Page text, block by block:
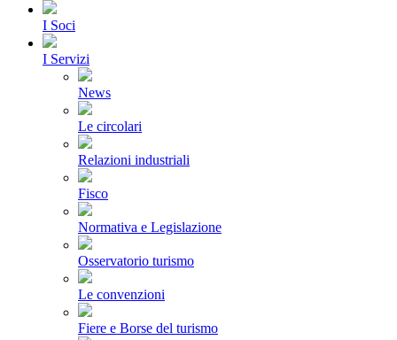
I Soci
I Servizi
News
Le circolari
Relazioni industriali
Fisco
Normativa e Legislazione
Osservatorio turismo
Le convenzioni
Fiere e Borse del turismo